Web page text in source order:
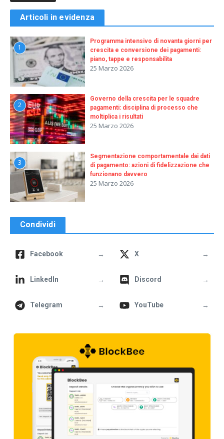
Articoli in evidenza
1
Programma intensivo di novanta giorni per
crescita e conversione dei pagamenti:
piano, tappe e responsabilita
25 Marzo 2026
2
Governo della crescita per le squadre
pagamenti: disciplina di processo che
moltiplica i risultati
25 Marzo 2026
3
Segmentazione comportamentale dai dati
di pagamento: azioni di fidelizzazione che
funzionano davvero
25 Marzo 2026
Condividi
Facebook → X →
LinkedIn → Discord →
Telegram → YouTube →